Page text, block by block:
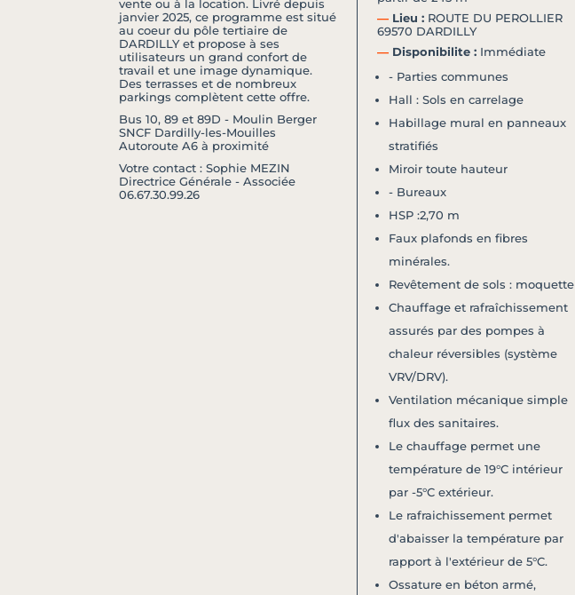
vente ou à la location. Livré depuis
janvier 2025, ce programme est situé
au coeur du pôle tertiaire de
DARDILLY et propose à ses
utilisateurs un grand confort de
travail et une image dynamique.
Des terrasses et de nombreux
parkings complètent cette offre.
Bus 10, 89 et 89D - Moulin Berger
SNCF Dardilly-les-Mouilles
Autoroute A6 à proximité
Votre contact : Sophie MEZIN
Directrice Générale - Associée
06.67.30.99.26
―Lieu :ROUTE DU PEROLLIER
69570 DARDILLY
―Disponibilite :Immédiate
- Parties communes
Hall : Sols en carrelage
Habillage mural en panneaux
stratifiés
Miroir toute hauteur
- Bureaux
HSP :2,70 m
Faux plafonds en fibres
minérales.
Revêtement de sols : moquette
Chauffage et rafraîchissement
assurés par des pompes à
chaleur réversibles (système
VRV/DRV).
Ventilation mécanique simple
flux des sanitaires.
Le chauffage permet une
température de 19°C intérieur
par -5°C extérieur.
Le rafraichissement permet
d'abaisser la température par
rapport à l'extérieur de 5°C.
Ossature en béton armé,